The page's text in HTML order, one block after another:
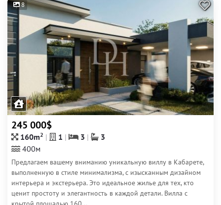
8
245 000$
160m2 1 3
3
400м
Предлагаем вашему вниманию уникальную виллу в Кабарете,
выполненную в стиле минимализма, с изысканным дизайном
интерьера и экстерьера. Это идеальное жилье для тех, кто
ценит простоту и элегантность в каждой детали. Вилла с